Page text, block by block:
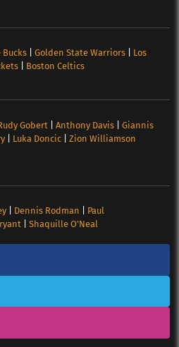
Bucks| Golden State Warriors| Los
| Boston Celtics
Gobert Anthony Davis| Giannis
| Luka Doncic| Zion Williamson
| Dennis Rodman
Paul
| Shaquille O’Neal